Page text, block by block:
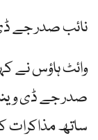
نائب صدر جے ڈی
وائٹ ہاؤس نے
صدر جے ڈی وینس
ساتھ مذاکرات